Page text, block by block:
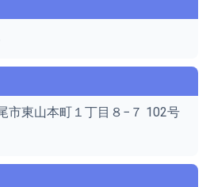
市東山本町１丁目８−７ 102号